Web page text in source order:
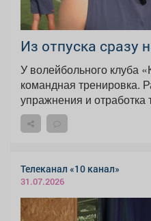
Из отпуска сразу
У волейбольного клуба
командная тренировка.
упражнения и отработка
Телеканал «10 канал»
31.07.2026